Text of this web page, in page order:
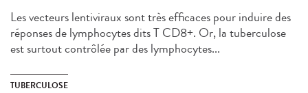
Les vecteurs lentiviraux sont très efficaces pour induire des
réponses de lymphocytes dits T CD8+. Or, la tuberculose
est surtout contrôlée par des lymphocytes...
TUBERCULOSE